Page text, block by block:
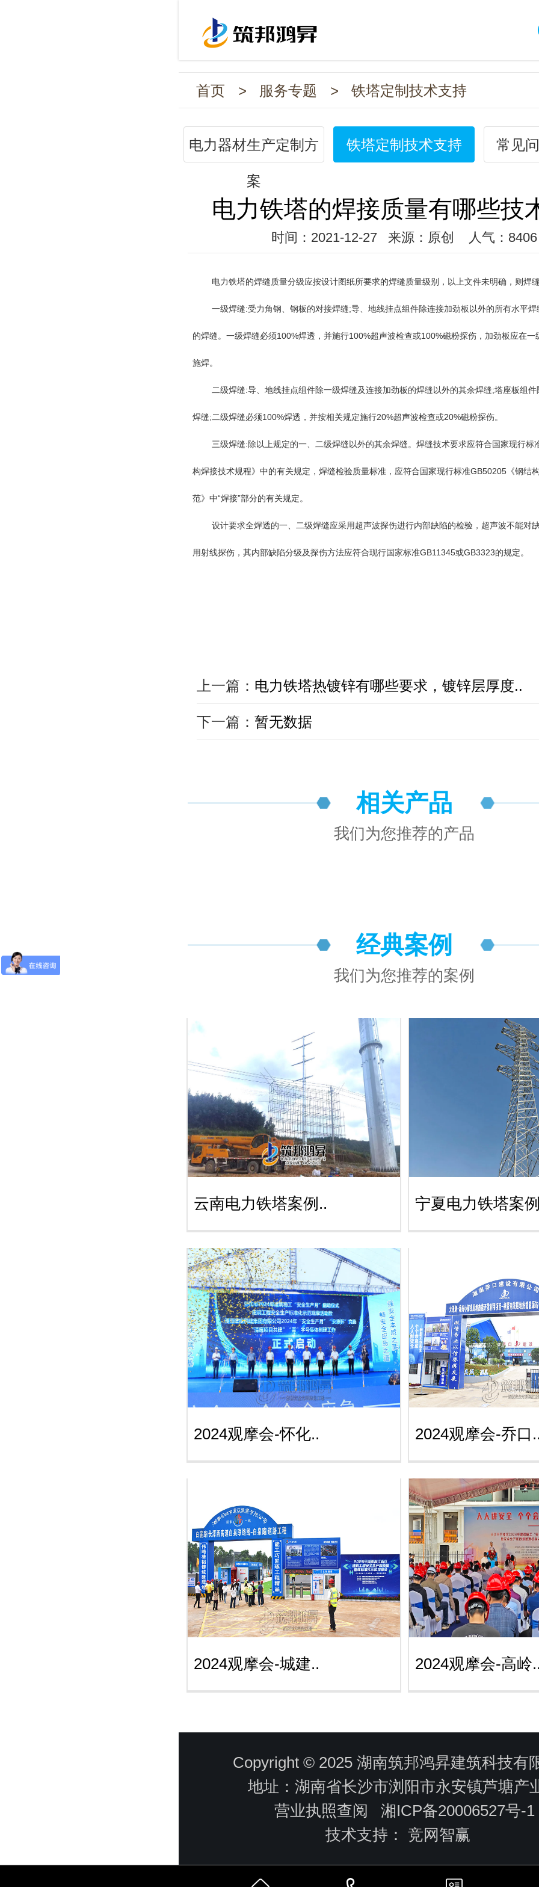
首页 > 服务专题 > 铁塔定制技术支持
电力器材生产定制方
案
铁塔定制技术支持 常见
电力铁塔的焊接质量有哪些技
时间：2021-12-27 来源：原创 人气：8406
电力铁塔的焊缝质量分级应按设计图纸所要求的焊缝质量级别，以上文件未明确，则焊
一级焊缝:受力角钢、钢板的对接焊缝;导、地线挂点组件除连接加劲板以外的所有水平
的焊缝。一级焊缝必须100%焊透，并施行100%超声波检查或100%磁粉探伤，加劲板应在一
施焊。
二级焊缝:导、地线挂点组件除一级焊缝及连接加劲板的焊缝以外的其余焊缝;塔座板组
焊缝;二级焊缝必须100%焊透，并按相关规定施行20%超声波检查或20%磁粉探伤。
三级焊缝:除以上规定的一、二级焊缝以外的其余焊缝。焊缝技术要求应符合国家现行标
构焊接技术规程》中的有关规定，焊缝检验质量标准，应符合国家现行标准GB50205《钢结
范》中“焊接”部分的有关规定。
设计要求全焊透的一、二级焊缝应采用超声波探伤进行内部缺陷的检验，超声波不能对
用射线探伤，其内部缺陷分级及探伤方法应符合现行国家标准GB11345或GB3323的规定。
上一篇： 电力铁塔热镀锌有哪些要求，镀锌层厚度..
下一篇： 暂无数据
相关产品
我们为您推荐的产品
经典案例
我们为您推荐的案例
云南电力铁塔案例.. 宁夏电力铁塔案
2024观摩会-怀化.. 2024观摩会-乔口
2024观摩会-城建.. 2024观摩会-高岭
Copyright © 2025 湖南筑邦鸿昇建筑科技有
地址：湖南省长沙市浏阳市永安镇芦塘产
营业执照查阅
湘ICP备20006527号-1
技术支持： 竞网智赢